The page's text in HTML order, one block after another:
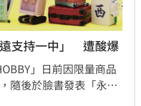
支持一中」　遭酸爆
」日前因限量商品
隨後於臉書發表「永遠
企圖滅火，卻反遭香港